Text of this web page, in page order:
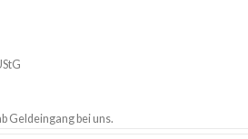
Geldeingang bei uns.